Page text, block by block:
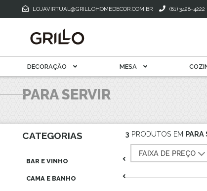
LOJAVIRTUAL@GRILLOHOMEDECOR.COM.BR (81) 3428-4222
DECORAÇÃO MESA
Mantegueira E Meleira
Xícara Para Chá
PARA SERVIR
CATEGORIAS
BAR E VINHO
CAMA E BANHO
3 PRODUTOS EM PARA
FAIXA DE PREÇO